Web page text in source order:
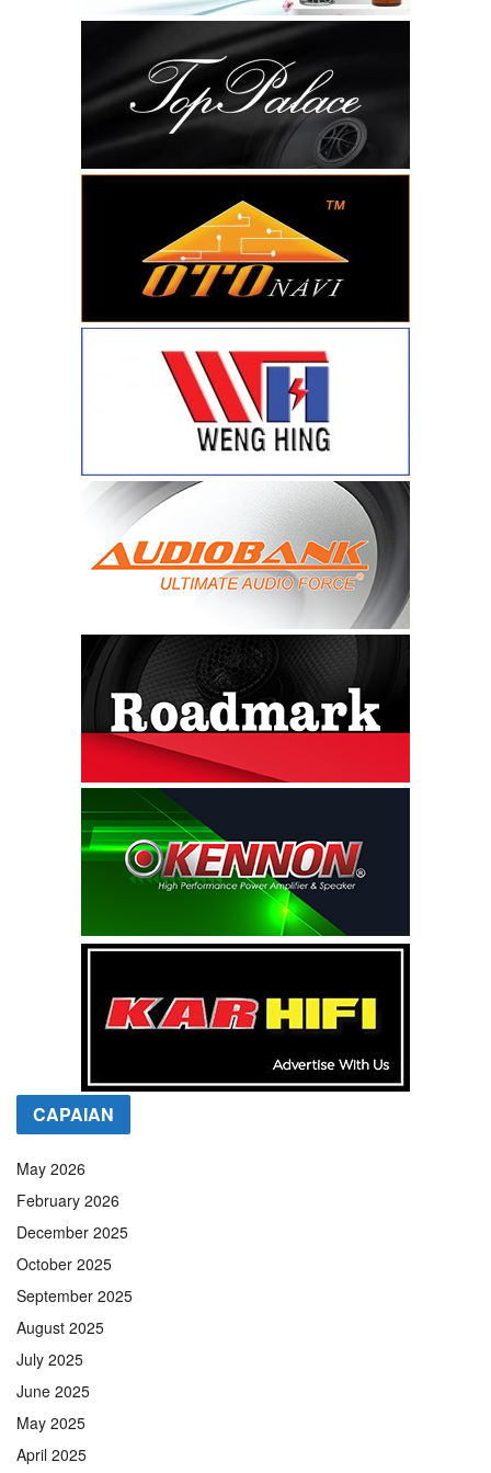
CAPAIAN
May 2026
February 2026
December 2025
October 2025
September 2025
August 2025
July 2025
June 2025
May 2025
April 2025